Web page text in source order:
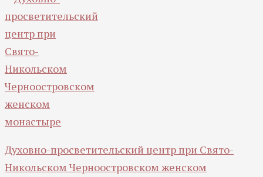
Духовно-просветительский центр при Свято-
Никольском Черноостровском женском